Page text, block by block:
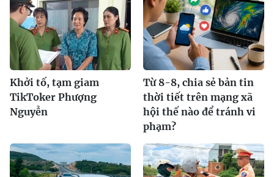
Khởi tố, tạm giam
TikToker Phượng
Nguyễn
Từ 8-8, chia sẻ bản tin
thời tiết trên mạng xã
hội thế nào để tránh vi
phạm?